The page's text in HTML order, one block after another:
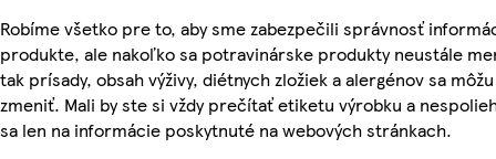
Robíme všetko pre to, aby sme zabezpečili správnosť
produkte, ale nakoľko sa potravinárske produkty neustále
tak prísady, obsah výživy, diétnych zložiek a alergénov sa môžu
zmeniť. Mali by ste si vždy prečítať etiketu výrobku a
sa len na informácie poskytnuté na webových stránkach.